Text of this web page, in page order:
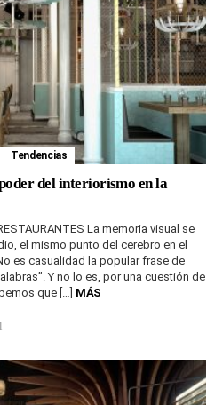
Tendencias
del interiorismo en la
La memoria visual se
el mismo punto del cerebro en el
es casualidad la popular frase de
Y no lo es, por una cuestión de
que […] MÁS